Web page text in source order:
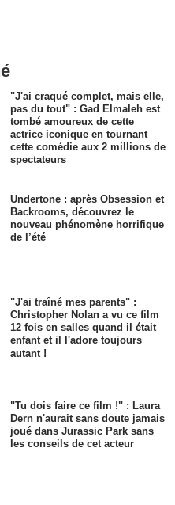
"J'ai craqué complet, mais elle,
pas du tout" : Gad Elmaleh est
tombé amoureux de cette
actrice iconique en tournant
cette comédie aux 2 millions de
spectateurs
Undertone : après Obsession et
Backrooms, découvrez le
nouveau phénomène horrifique
de l’été
"J'ai traîné mes parents" :
Christopher Nolan a vu ce film
12 fois en salles quand il était
enfant et il l'adore toujours
autant !
"Tu dois faire ce film !" : Laura
Dern n'aurait sans doute jamais
joué dans Jurassic Park sans
les conseils de cet acteur